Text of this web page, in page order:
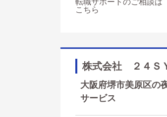
転職サポートのご相談は
こちら
株式会社 ２４Ｓ
大阪府堺市美原区の
サービス